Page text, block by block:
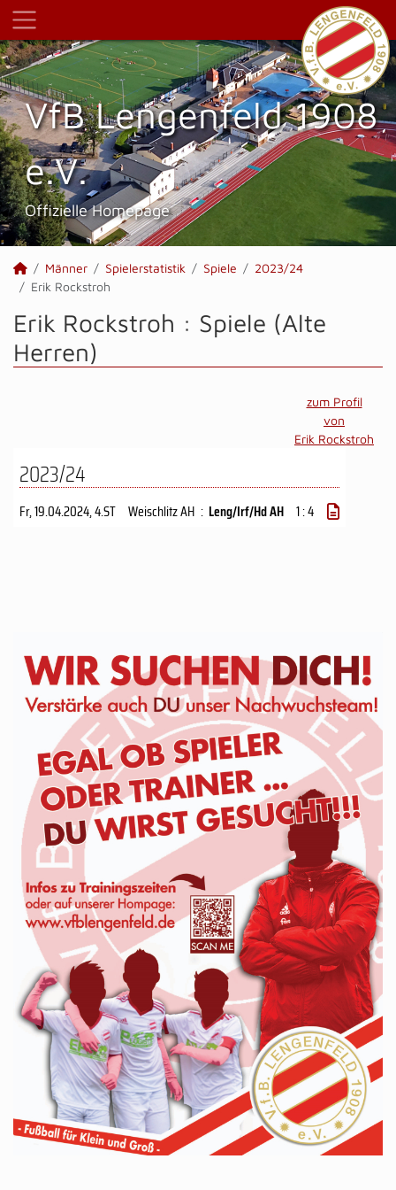
VfB Lengenfeld 1908
e.V.
Offizielle Homepage
Männer Spielerstatistik Spiele
2023/24
Erik Rockstroh
Erik Rockstroh : Spiele (Alte
Herren)
zum Profil
von
Erik Rockstroh
2023/24
Fr, 19.04.2024, 4.ST Weischlitz AH : Leng/​Irf/Hd AH 1 : 4